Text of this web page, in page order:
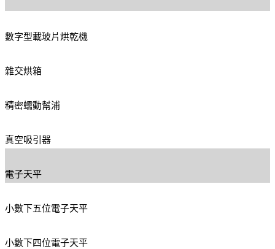
數字型載玻片烘乾機
雜交烘箱
精密蠕動幫浦
真空吸引器
電子天平
小數下五位電子天平
小數下四位電子天平